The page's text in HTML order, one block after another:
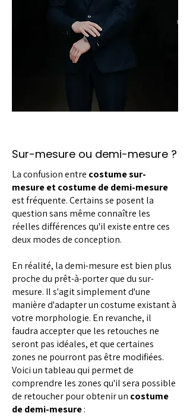
Sur-mesure ou demi-mesure ?
La confusion entre costume sur-
mesure et costume de demi-mesure
est fréquente. Certains se posent la
question sans même connaître les
réelles différences qu'il existe entre ces
deux modes de conception.
En réalité, la demi-mesure est bien plus
proche du prêt-à-porter que du sur-
mesure. Il s'agit simplement d'une
manière d'adapter un costume existant à
votre morphologie. En revanche, il
faudra accepter que les retouches ne
seront pas idéales, et que certaines
zones ne pourront pas être modifiées.
Voici un tableau qui permet de
comprendre les zones qu'il sera possible
de retoucher pour obtenir un costume
de demi-mesure: